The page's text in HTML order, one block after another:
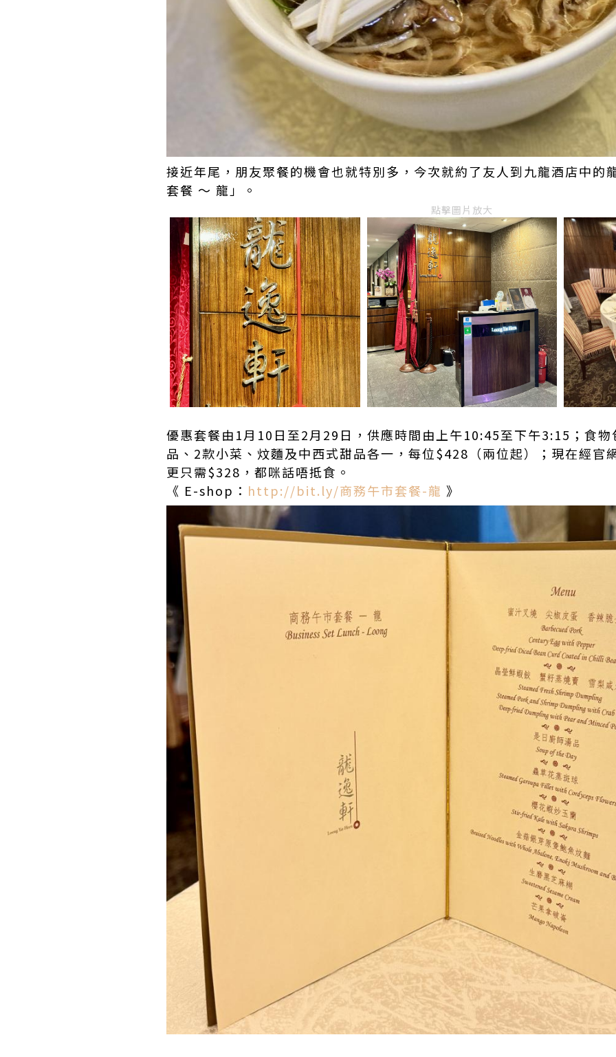
接近年尾，朋友聚餐的機會也就特別多，今次就約了友人到九龍酒店中的
套餐 ～ 龍」。
點擊圖片放大
優惠套餐由1月10日至2月29日，供應時間由上午10:45至下午3:15；食
品、2款小菜、炆麵及中西式甜品各一，每位$428（兩位起）；現在經
更只需$328，都咪話唔抵食。
《 E-shop： http://bit.ly/商務午市套餐-龍 》